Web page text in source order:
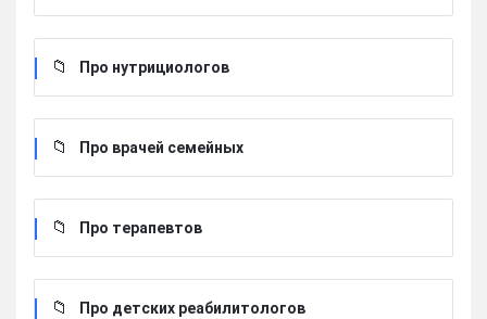
Про нутрициологов
Про врачей семейных
Про терапевтов
Про детских реабилитологов